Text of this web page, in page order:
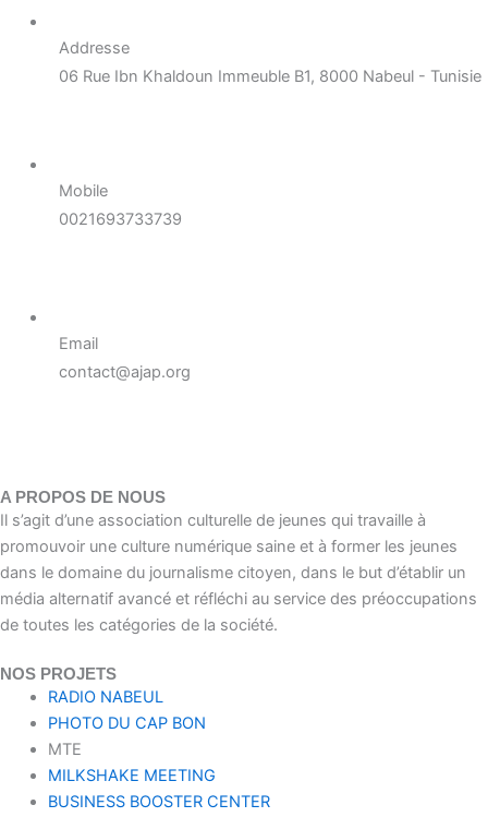
Addresse
06 Rue Ibn Khaldoun Immeuble B1, 8000 Nabeul - Tunisie
Mobile
0021693733739
Email
contact@ajap.org
A PROPOS DE NOUS
Il s’agit d’une association culturelle de jeunes qui travaille à
promouvoir une culture numérique saine et à former les jeunes
dans le domaine du journalisme citoyen, dans le but d’établir un
média alternatif avancé et réfléchi au service des préoccupations
de toutes les catégories de la société.
NOS PROJETS
RADIO NABEUL
PHOTO DU CAP BON
MTE
MILKSHAKE MEETING
BUSINESS BOOSTER CENTER